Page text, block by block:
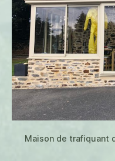
Maison de trafiquant